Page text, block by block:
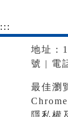
:::
地址：
號 | 電
最佳瀏
隱私權